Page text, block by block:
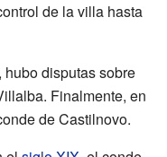
de la villa hasta
, hubo disputas sobre
Finalmente, en
de Castilnovo.